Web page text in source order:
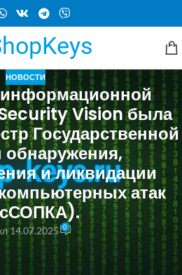
НОВОСТИ
Vision была
Государственной
и ликвидации
атак
14.07.2025 0
для автоматизации
безопасности, успешно